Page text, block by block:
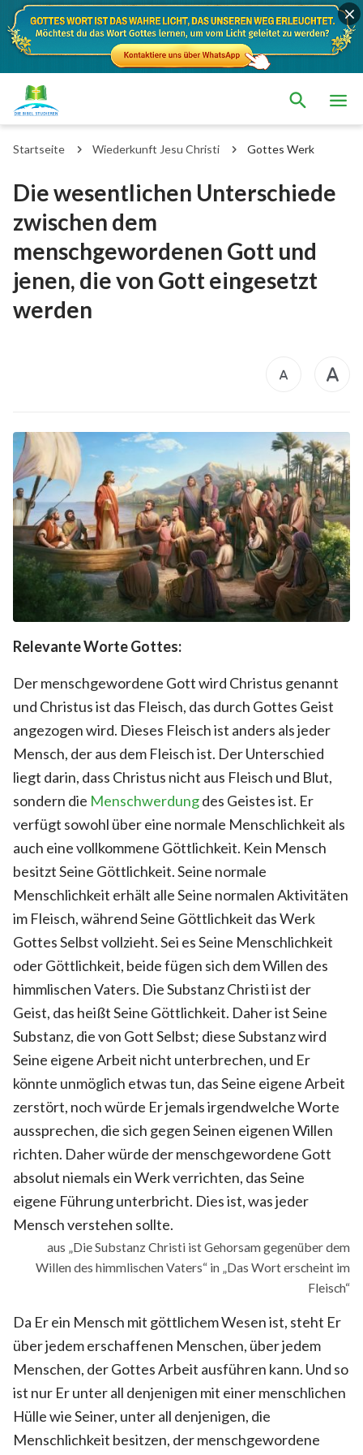
Startseite Wiederkunft Jesu Christi Gottes Werk
Die wesentlichen Unterschiede
zwischen dem
menschgewordenen Gott und
jenen, die von Gott eingesetzt
werden
Relevante Worte Gottes:
Der menschgewordene Gott wird Christus genannt
und Christus ist das Fleisch, das durch Gottes Geist
angezogen wird. Dieses Fleisch ist anders als jeder
Mensch, der aus dem Fleisch ist. Der Unterschied
liegt darin, dass Christus nicht aus Fleisch und Blut,
sondern die Menschwerdungdes Geistes ist. Er
verfügt sowohl über eine normale Menschlichkeit als
auch eine vollkommene Göttlichkeit. Kein Mensch
besitzt Seine Göttlichkeit. Seine normale
Menschlichkeit erhält alle Seine normalen Aktivitäten
im Fleisch, während Seine Göttlichkeit das Werk
Gottes Selbst vollzieht. Sei es Seine Menschlichkeit
oder Göttlichkeit, beide fügen sich dem Willen des
himmlischen Vaters. Die Substanz Christi ist der
Geist, das heißt Seine Göttlichkeit. Daher ist Seine
Substanz, die von Gott Selbst; diese Substanz wird
Seine eigene Arbeit nicht unterbrechen, und Er
könnte unmöglich etwas tun, das Seine eigene Arbeit
zerstört, noch würde Er jemals irgendwelche Worte
aussprechen, die sich gegen Seinen eigenen Willen
richten. Daher würde der menschgewordene Gott
absolut niemals ein Werk verrichten, das Seine
eigene Führung unterbricht. Dies ist, was jeder
Mensch verstehen sollte.
aus „Die Substanz Christi ist Gehorsam gegenüber dem
Willen des himmlischen Vaters“ in „Das Wort erscheint im
Fleisch“
Da Er ein Mensch mit göttlichem Wesen ist, steht Er
über jedem erschaffenen Menschen, über jedem
Menschen, der Gottes Arbeit ausführen kann. Und so
ist nur Er unter all denjenigen mit einer menschlichen
Hülle wie Seiner, unter all denjenigen, die
Menschlichkeit besitzen, der menschgewordene